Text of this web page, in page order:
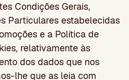
Condições Gerais,
Particulares estabelecidas
e a Política de
relativamente às
dos dados que nos
lhe que as leia com